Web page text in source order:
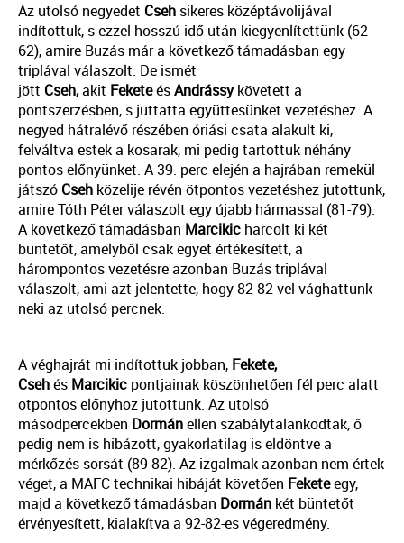
Az utolsó negyedet Cseh sikeres középtávolijával
indítottuk, s ezzel hosszú idő után kiegyenlítettünk (62-
62), amire Buzás már a következő támadásban egy
triplával válaszolt. De ismét
jött Cseh,akit FeketeésAndrássykövetett a
pontszerzésben, s juttatta együttesünket vezetéshez. A
negyed hátralévő részében óriási csata alakult ki,
felváltva estek a kosarak, mi pedig tartottuk néhány
pontos előnyünket. A 39. perc elején a hajrában remekül
játszó Cseh közelije révén ötpontos vezetéshez jutottunk,
amire Tóth Péter válaszolt egy újabb hármassal (81-79).
A következő támadásban Marcikic harcolt ki két
büntetőt, amelyből csak egyet értékesített, a
hárompontos vezetésre azonban Buzás triplával
válaszolt, ami azt jelentette, hogy 82-82-vel vághattunk
neki az utolsó percnek.
A véghajrát mi indítottuk jobban, Fekete,
Csehés Marcikic pontjainak köszönhetően fél perc alatt
ötpontos előnyhöz jutottunk. Az utolsó
másodpercekben Dormánellen szabálytalankodtak, ő
pedig nem is hibázott, gyakorlatilag is eldöntve a
mérkőzés sorsát (89-82). Az izgalmak azonban nem értek
véget, a MAFC technikai hibáját követően Feketeegy,
majd a következő támadásban Dormán két büntetőt
érvényesített, kialakítva a 92-82-es végeredmény.